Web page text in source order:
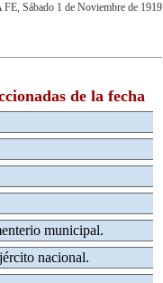
Sábado 1 de Noviembre de 1919
de la fecha
municipal.
nacional.